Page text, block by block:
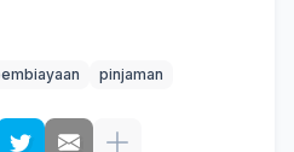
pinjaman